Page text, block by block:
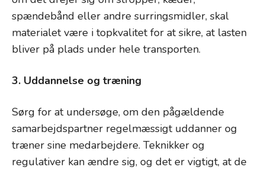
spændebånd eller andre surringsmidler, skal
materialet være i topkvalitet for at sikre, at lasten
bliver på plads under hele transporten.
3. Uddannelse og træning
Sørg for at undersøge, om den pågældende
samarbejdspartner regelmæssigt uddanner og
træner sine medarbejdere. Teknikker og
regulativer kan ændre sig, og det er vigtigt, at de